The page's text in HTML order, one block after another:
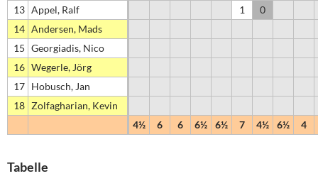
13 Appel, Ralf 1
0
14 Andersen, Mads
15 Georgiadis, Nico
16 Wegerle, Jörg
17 Hobusch, Jan
18 Zolfagharian, Kevin
4½
6 6 6½ 6½ 7 4½ 6½ 4
Tabelle